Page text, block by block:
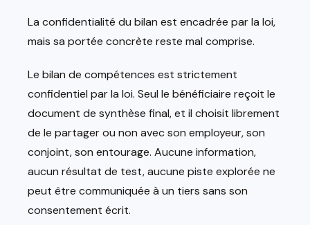
La confidentialité du bilan est encadrée par la loi,
mais sa portée concrète reste mal comprise.
Le bilan de compétences est strictement
confidentiel par la loi. Seul le bénéficiaire reçoit le
document de synthèse final, et il choisit librement
de le partager ou non avec son employeur, son
conjoint, son entourage. Aucune information,
aucun résultat de test, aucune piste explorée ne
peut être communiquée à un tiers sans son
consentement écrit.